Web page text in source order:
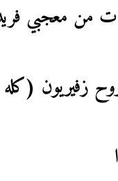
من معجبي
زفيريون (كله